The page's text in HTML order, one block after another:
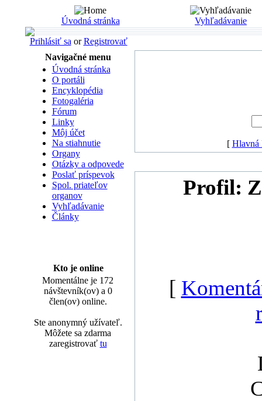
Úvodná stránka Vyhľadávanie
Prihlásiť sa orRegistrovať
Navigačné menu
Úvodná stránka
O portáli
Encyklopédia
Fotogaléria
Fórum
Linky
Môj účet
Na stiahnutie
Organy
Otázky a odpovede
Poslať príspevok
Spol. priateľov
organov
Vyhľadávanie
Články
Kto je online
Momentálne je 172
návštevník(ov) a 0
člen(ov) online.
Ste anonymný užívateľ.
Môžete sa zdarma
zaregistrovať tu
[ Hlavná
Profil:
[